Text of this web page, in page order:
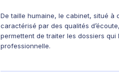
De taille humaine, le cabinet, situé à
caractérisé par des qualités
permettent de traiter les dossiers
professionnelle.